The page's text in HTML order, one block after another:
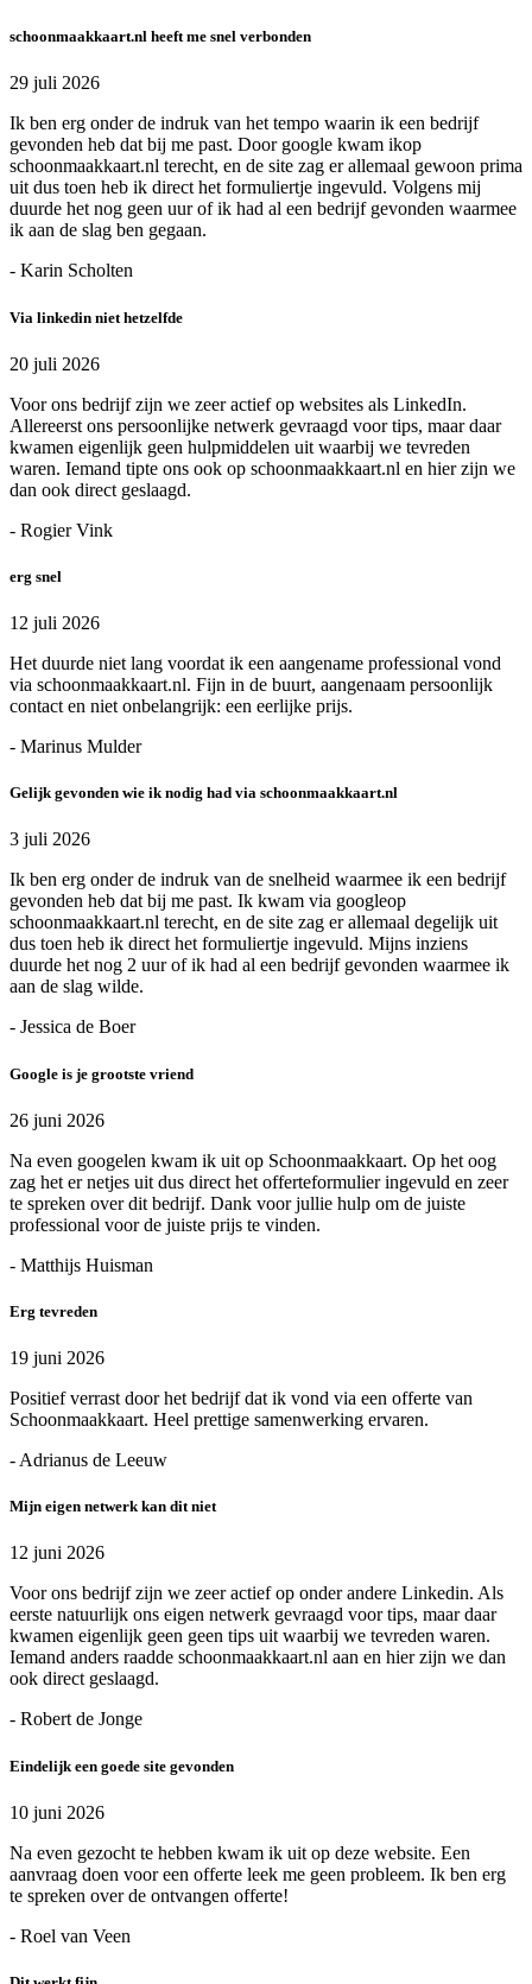
schoonmaakkaart.nl heeft me snel verbonden
29 juli 2026
Ik ben erg onder de indruk van het tempo waarin ik een bedrijf
gevonden heb dat bij me past. Door google kwam ikop
schoonmaakkaart.nl terecht, en de site zag er allemaal gewoon prima
uit dus toen heb ik direct het formuliertje ingevuld. Volgens mij
duurde het nog geen uur of ik had al een bedrijf gevonden waarmee
ik aan de slag ben gegaan.
- Karin Scholten
Via linkedin niet hetzelfde
20 juli 2026
Voor ons bedrijf zijn we zeer actief op websites als LinkedIn.
Allereerst ons persoonlijke netwerk gevraagd voor tips, maar daar
kwamen eigenlijk geen hulpmiddelen uit waarbij we tevreden
waren. Iemand tipte ons ook op schoonmaakkaart.nl en hier zijn we
dan ook direct geslaagd.
- Rogier Vink
erg snel
12 juli 2026
Het duurde niet lang voordat ik een aangename professional vond
via schoonmaakkaart.nl. Fijn in de buurt, aangenaam persoonlijk
contact en niet onbelangrijk: een eerlijke prijs.
- Marinus Mulder
Gelijk gevonden wie ik nodig had via schoonmaakkaart.nl
3 juli 2026
Ik ben erg onder de indruk van de snelheid waarmee ik een bedrijf
gevonden heb dat bij me past. Ik kwam via googleop
schoonmaakkaart.nl terecht, en de site zag er allemaal degelijk uit
dus toen heb ik direct het formuliertje ingevuld. Mijns inziens
duurde het nog 2 uur of ik had al een bedrijf gevonden waarmee ik
aan de slag wilde.
- Jessica de Boer
Google is je grootste vriend
26 juni 2026
Na even googelen kwam ik uit op Schoonmaakkaart. Op het oog
zag het er netjes uit dus direct het offerteformulier ingevuld en zeer
te spreken over dit bedrijf. Dank voor jullie hulp om de juiste
professional voor de juiste prijs te vinden.
- Matthijs Huisman
Erg tevreden
19 juni 2026
Positief verrast door het bedrijf dat ik vond via een offerte van
Schoonmaakkaart. Heel prettige samenwerking ervaren.
- Adrianus de Leeuw
Mijn eigen netwerk kan dit niet
12 juni 2026
Voor ons bedrijf zijn we zeer actief op onder andere Linkedin. Als
eerste natuurlijk ons eigen netwerk gevraagd voor tips, maar daar
kwamen eigenlijk geen geen tips uit waarbij we tevreden waren.
Iemand anders raadde schoonmaakkaart.nl aan en hier zijn we dan
ook direct geslaagd.
- Robert de Jonge
Eindelijk een goede site gevonden
10 juni 2026
Na even gezocht te hebben kwam ik uit op deze website. Een
aanvraag doen voor een offerte leek me geen probleem. Ik ben erg
te spreken over de ontvangen offerte!
- Roel van Veen